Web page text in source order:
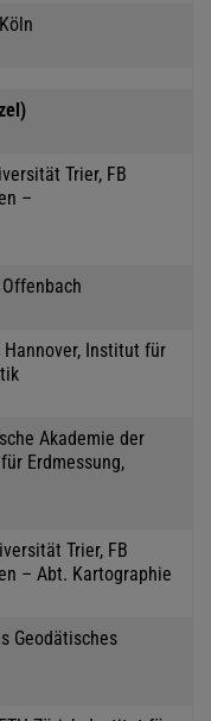
Trier, FB
–
Hannover, Institut für
Akademie der
Erdmessung,
Trier, FB
– Abt. Kartographie
Geodätisches